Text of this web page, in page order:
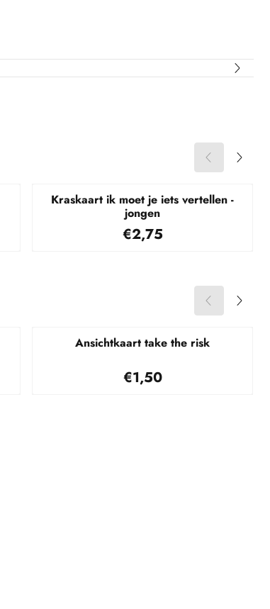
Kraskaart ik moet je iets vertellen -
jongen
Prijs: 2,75
€2,75
Ansichtkaart take the risk
Prijs: 1,50
€1,50